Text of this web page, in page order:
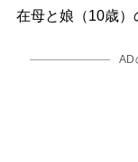
在母と娘（10歳）
AD